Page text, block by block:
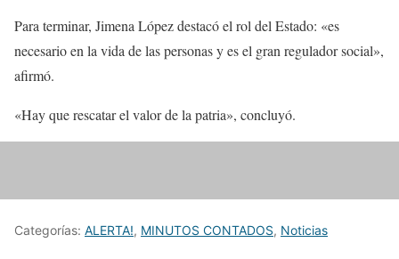
Para terminar, Jimena López destacó el rol del Estado: «es
necesario en la vida de las personas y es el gran regulador social»,
afirmó.
«Hay que rescatar el valor de la patria», concluyó.
Categorías: ALERTA!, MINUTOS CONTADOS, Noticias